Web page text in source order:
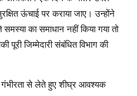
ऊंचाई पर कराया जाए। उन्होंने
का समाधान नहीं किया गया तो
पूरी जिम्मेदारी संबंधित विभाग की
से लेते हुए शीघ्र आवश्यक